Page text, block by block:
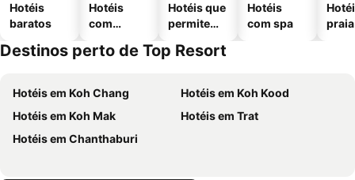
Hotéis
baratos
Hotéis
com
Hotéis que
permitem
Hotéis
com spa
praia
Destinos perto de Top Resort
Hotéis em Koh Chang
Hotéis em Koh Kood
Hotéis em Koh Mak
Hotéis em Trat
Hotéis em Chanthaburi